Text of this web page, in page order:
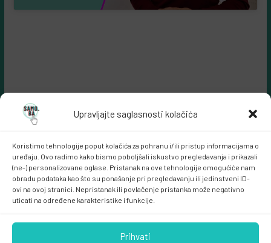
Upravljajte saglasnosti kolačića
Koristimo tehnologije poput kolačića za pohranu i/ili pristup informacijama o
uređaju. Ovo radimo kako bismo poboljšali iskustvo pregledavanja i prikazali
(ne-) personalizovane oglase. Pristanak na ove tehnologije omogućiće nam
obradu podataka kao što su ponašanje pri pregledavanju ili jedinstveni ID-
ovi na ovoj stranici. Nepristanak ili povlačenje pristanka može negativno
uticati na određene karakteristike i funkcije.
Prihvati
Samo.ba MARKETING